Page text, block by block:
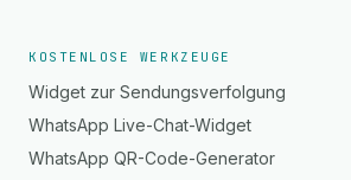
KOSTENLOSE WERKZEUGE
Widget zur Sendungsverfolgung
WhatsApp Live-Chat-Widget
WhatsApp QR-Code-Generator